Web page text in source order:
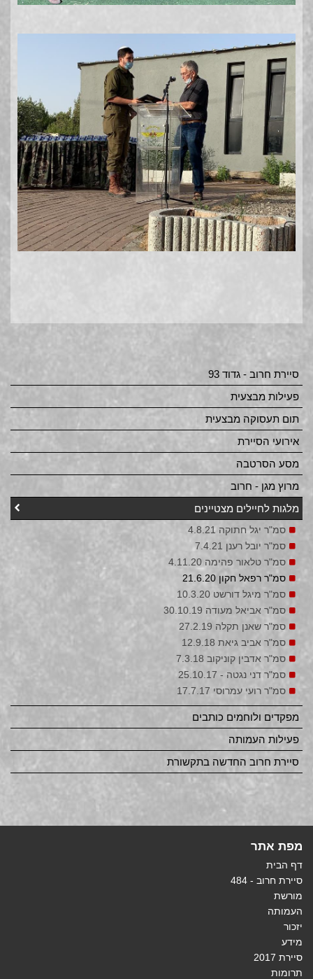
סיירת חרוב - גדוד 93
פעילות מבצעית
תום תעסוקה מבצעית
אירועי הסיירת
מסע הסרטבה
מרוץ מגן - חרוב
מלגות לחיילים מצטיינים
סמ"ר יגל חתוקה 4.8.21
סמ"ר יובל רענן 7.4.21
סמ"ר טלאור פהימה 4.11.20
סמ"ר רפאל חקון 21.6.20
סמ"ר מיגל דורשט 10.3.20
סמ"ר אביאל מעודה 30.10.19
סמ"ר שאנן תקלה 27.2.19
סמ"ר אביב גיאת 12.9.18
סמ"ר אדבין קוניקוב 7.3.18
סמ"ר דני נגטה - 25.10.17
סמ"ר רועי עמרוסי 17.7.17
מפקדים ולוחמים כותבים
פעילות העמותה
סיירת חרוב החדשה בתקשורת
מפת אתר
דף הבית
סיירת חרוב - 484
מורשת
העמותה
יזכור
מידע
סיירת 2017
תרומות